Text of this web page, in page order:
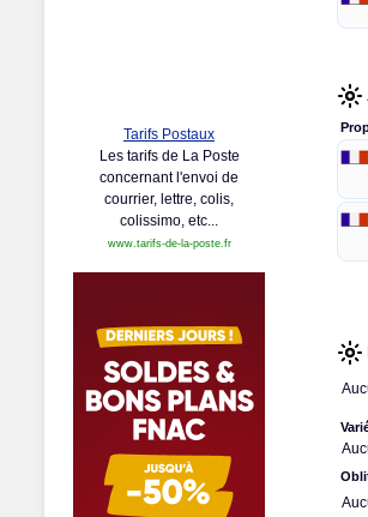
Tarifs Postaux
Les tarifs de La Poste
concernant l'envoi de
courrier, lettre, colis,
colissimo, etc...
www.tarifs-de-la-poste.fr